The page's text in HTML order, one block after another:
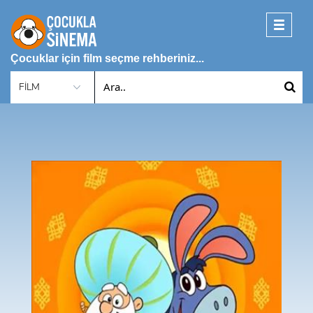
Toggle
Çocuklar için film seçme rehberiniz...